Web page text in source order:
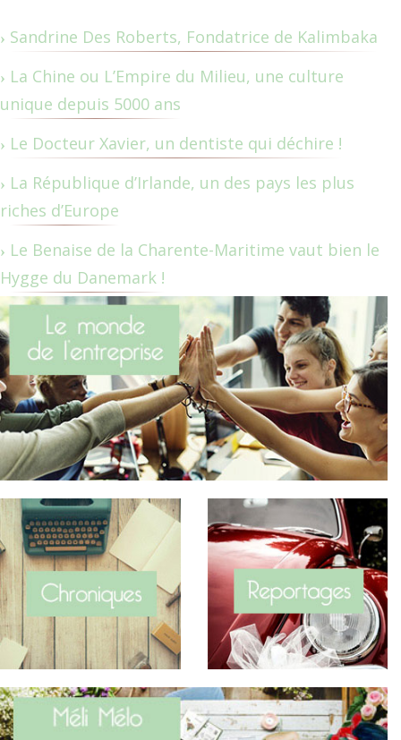
Sandrine Des Roberts, Fondatrice de Kalimbaka
La Chine ou L’Empire du Milieu, une culture
unique depuis 5000 ans
Le Docteur Xavier, un dentiste qui déchire !
La République d’Irlande, un des pays les plus
riches d’Europe
Le Benaise de la Charente-Maritime vaut bien le
Hygge du Danemark !